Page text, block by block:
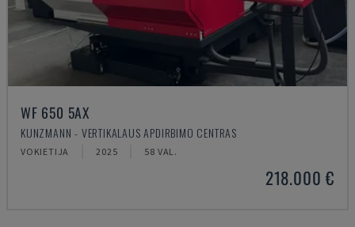
WF 650 5AX
KUNZMANN - VERTIKALAUS APDIRBIMO CENTRAS
VOKIETIJA 2025 58 VAL.
218.000 €